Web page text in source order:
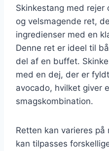
Skinkestang med
og velsmagende ret,
ingredienser med en
Denne ret er ideel til
del af en buffet.
med en dej, der er
avocado, hvilket giver
smagskombination.
Retten kan varieres
kan tilpasses